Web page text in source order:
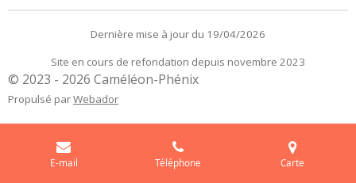
Dernière mise à jour du 19/04/2026
Site en cours de refondation depuis novembre 2023
© 2023 - 2026 Caméléon-Phénix
Propulsé parWebador
E-mail Téléphone Carte